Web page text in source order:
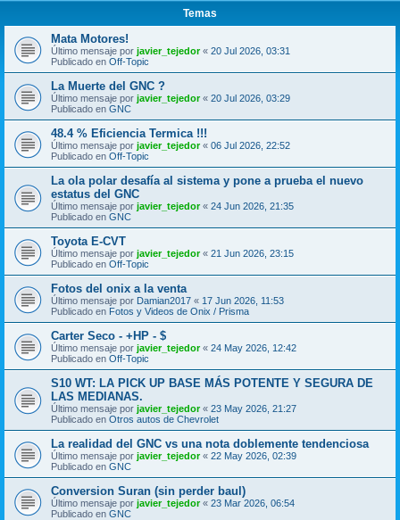
Temas
Mata Motores!
Último mensaje por javier_tejedor« 20 Jul 2026, 03:31
Publicado en Off-Topic
La Muerte del GNC ?
Último mensaje por javier_tejedor« 20 Jul 2026, 03:29
Publicado en GNC
48.4 % Eficiencia Termica !!!
Último mensaje por javier_tejedor« 06 Jul 2026, 22:52
Publicado en Off-Topic
La ola polar desafía al sistema y pone a prueba el nuevo
estatus del GNC
Último mensaje por javier_tejedor« 24 Jun 2026, 21:35
Publicado en GNC
Toyota E-CVT
Último mensaje por javier_tejedor« 21 Jun 2026, 23:15
Publicado en Off-Topic
Fotos del onix a la venta
Último mensaje por Damian2017 « 17 Jun 2026, 11:53
Publicado en Fotos y Videos de Onix / Prisma
Carter Seco - +HP - $
Último mensaje por javier_tejedor« 24 May 2026, 12:42
Publicado en Off-Topic
S10 WT: LA PICK UP BASE MÁS POTENTE Y SEGURA DE
LAS MEDIANAS.
Último mensaje por javier_tejedor« 23 May 2026, 21:27
Publicado en Otros autos de Chevrolet
La realidad del GNC vs una nota doblemente tendenciosa
Último mensaje por javier_tejedor« 22 May 2026, 02:39
Publicado en GNC
Conversion Suran (sin perder baul)
Último mensaje por javier_tejedor« 23 Mar 2026, 06:54
Publicado en GNC